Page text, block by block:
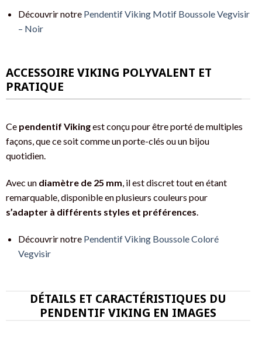
Découvrir notre Pendentif Viking Motif Boussole Vegvisir
– Noir
ACCESSOIRE VIKING POLYVALENT ET
PRATIQUE
Ce pendentif Vikingest conçu pour être porté de multiples
façons, que ce soit comme un porte-clés ou un bijou
quotidien.
Avec un diamètre de 25 mm, il est discret tout en étant
remarquable, disponible en plusieurs couleurs pour
s’adapter à différents styles et préférences.
Découvrir notrePendentif Viking Boussole Coloré
Vegvisir
DÉTAILS ET CARACTÉRISTIQUES DU
PENDENTIF VIKING EN IMAGES